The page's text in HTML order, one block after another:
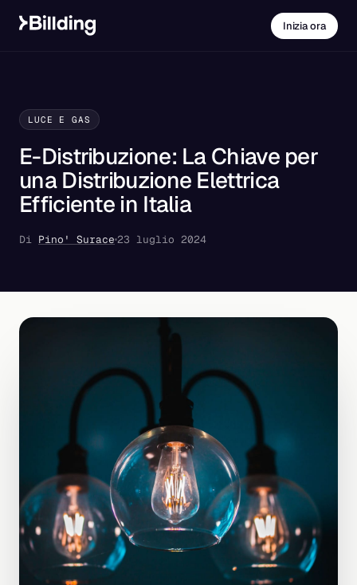
Inizia ora
LUCE E GAS
E-Distribuzione: La Chiave per
una Distribuzione Elettrica
Efficiente in Italia
Di Pino' Surace 23 luglio 2024